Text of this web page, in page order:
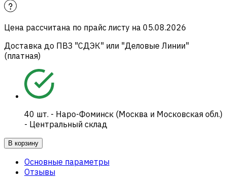
Цена рассчитана по прайс листу на 05.08.2026
Доставка до ПВЗ "СДЭК" или "Деловые Линии"
(платная)
40 шт. - Наро-Фоминск (Москва и Московская обл.)
- Центральный склад
В корзину
Основные параметры
Отзывы